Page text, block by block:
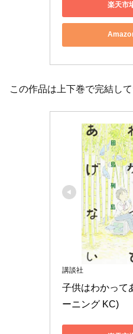
楽天市
この作品は上下巻で完結して
講談社
子供はわかって
ーニング KC)